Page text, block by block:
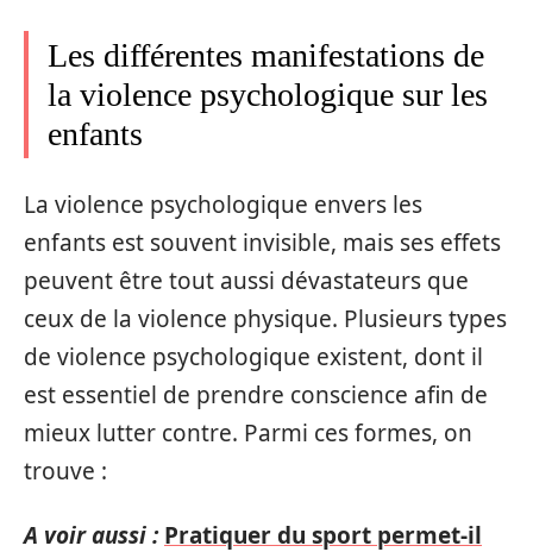
Les différentes manifestations de
la violence psychologique sur les
enfants
La violence psychologique envers les
enfants est souvent invisible, mais ses effets
peuvent être tout aussi dévastateurs que
ceux de la violence physique. Plusieurs types
de violence psychologique existent, dont il
est essentiel de prendre conscience afin de
mieux lutter contre. Parmi ces formes, on
trouve :
A voir aussi : Pratiquer du sport permet-il